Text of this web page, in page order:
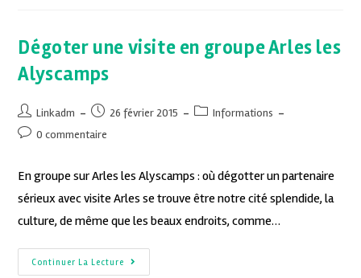
Dégoter une visite en groupe Arles les
Alyscamps
Linkadm 26 février 2015
Informations
0 commentaire
En groupe sur Arles les Alyscamps : où dégotter un partenaire
sérieux avec visite Arles se trouve être notre cité splendide, la
culture, de même que les beaux endroits, comme…
Continuer La Lecture